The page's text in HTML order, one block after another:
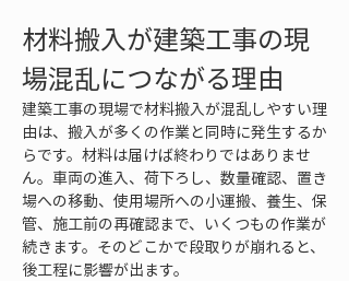
材料搬入が建築工事の現
場混乱につながる理由
建築工事の現場で材料搬入が混乱しやすい理
由は、搬入が多くの作業と同時に発生するか
らです。材料は届けば終わりではありませ
ん。車両の進入、荷下ろし、数量確認、置き
場への移動、使用場所への小運搬、養生、保
管、施工前の再確認まで、いくつもの作業が
続きます。そのどこかで段取りが崩れると、
後工程に影響が出ます。